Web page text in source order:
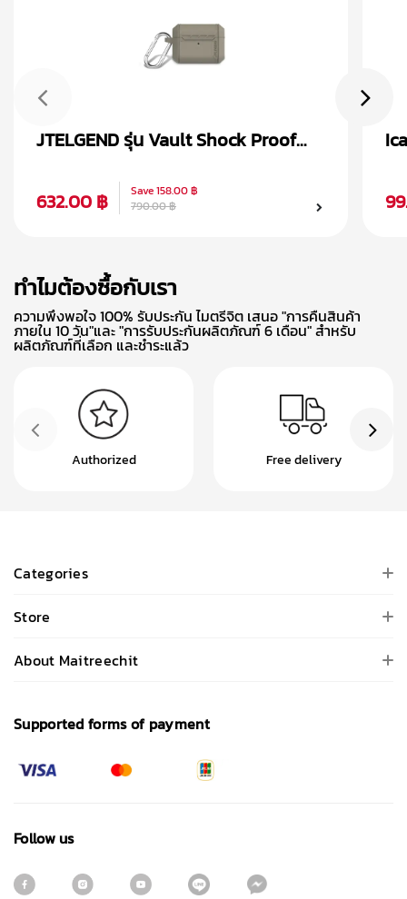
JTELGEND รุ่น Vault Shock Proof
632.00 ฿
Save158.00 ฿
790.00 ฿
ทำไมต้องซื้อกับเรา
ความพึงพอใจ 100% รับประกัน ไมตรีจิต เสนอ "การคืนสินค้า
ภายใน 10 วัน"และ "การรับประกันผลิตภัณฑ์ 6 เดือน" สำหรับ
ผลิตภัณฑ์ที่เลือก และชำระแล้ว
Authorized Free delivery
Categories
Store
About Maitreechit
Supported forms of payment
Follow us